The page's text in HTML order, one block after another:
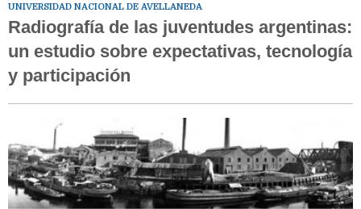
UNIVERSIDAD NACIONAL DE AVELLANEDA
Radiografía de las juventudes argentinas:
un estudio sobre expectativas, tecnología
y participación